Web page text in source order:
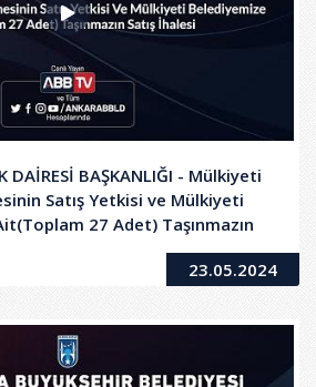
DAİRESİ BAŞKANLIĞI - Mülkiyeti
Satış Yetkisi ve Mülkiyeti
27 Adet) Taşınmazın
23.05.2024